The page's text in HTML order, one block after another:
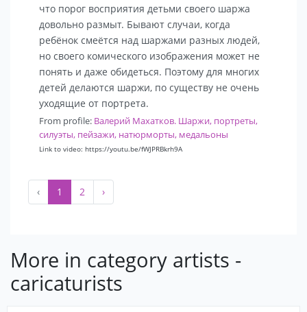
что порог восприятия детьми своего шаржа
довольно размыт. Бывают случаи, когда
ребёнок смеётся над шаржами разных людей,
но своего комического изображения может не
понять и даже обидеться. Поэтому для многих
детей делаются шаржи, по существу не очень
уходящие от портрета.
From profile: Валерий Махатков. Шаржи, портреты,
силуэты, пейзажи, натюрморты, медальоны
Link to video: https://youtu.be/fWJPRBkrh9A
‹ 1 2 ›
More in category artists -
caricaturists